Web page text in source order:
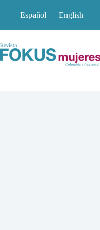
contenido
Español English